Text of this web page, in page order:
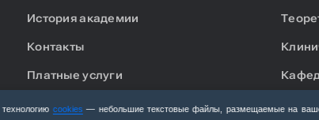
cookies — небольшие текстовые файлы, размещаемые на
История академии
Контакты
Платные услуги
Объявления